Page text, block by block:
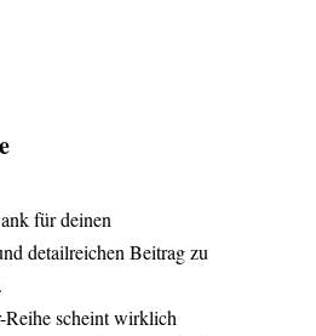
für deinen
detailreichen Beitrag zu
scheint wirklich